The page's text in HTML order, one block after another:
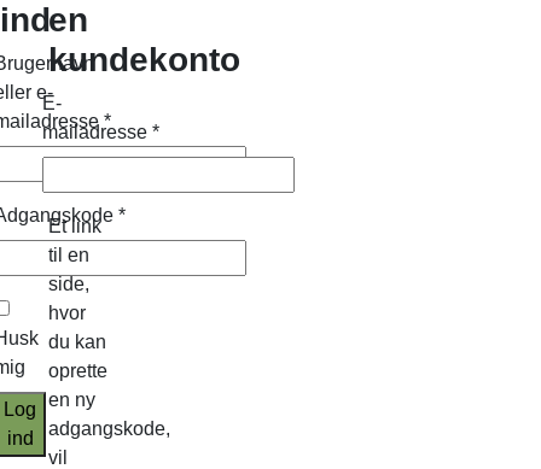
ind
e-
*
*
Log
ind
en
kundekonto
E-
mailadresse *
Et link
til en
side,
hvor
du kan
oprette
en ny
adgangskode,
vil